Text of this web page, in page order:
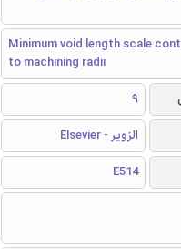
Minimum void length scale
to machining radii
9
الزویر - Elsevier
E514